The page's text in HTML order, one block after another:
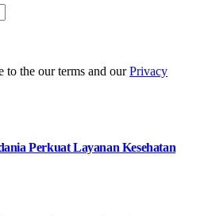
to the our terms and ourPrivacy
Perkuat Layanan Kesehatan